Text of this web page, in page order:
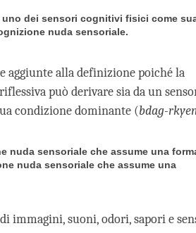
dei sensori cognitivi fisici come
nuda sensoriale.
aggiunte alla definizione poiché la
può derivare sia da un
condizione dominante (bdag-
nuda sensoriale che assume una
nuda sensoriale che assume una
immagini, suoni, odori, sapori e